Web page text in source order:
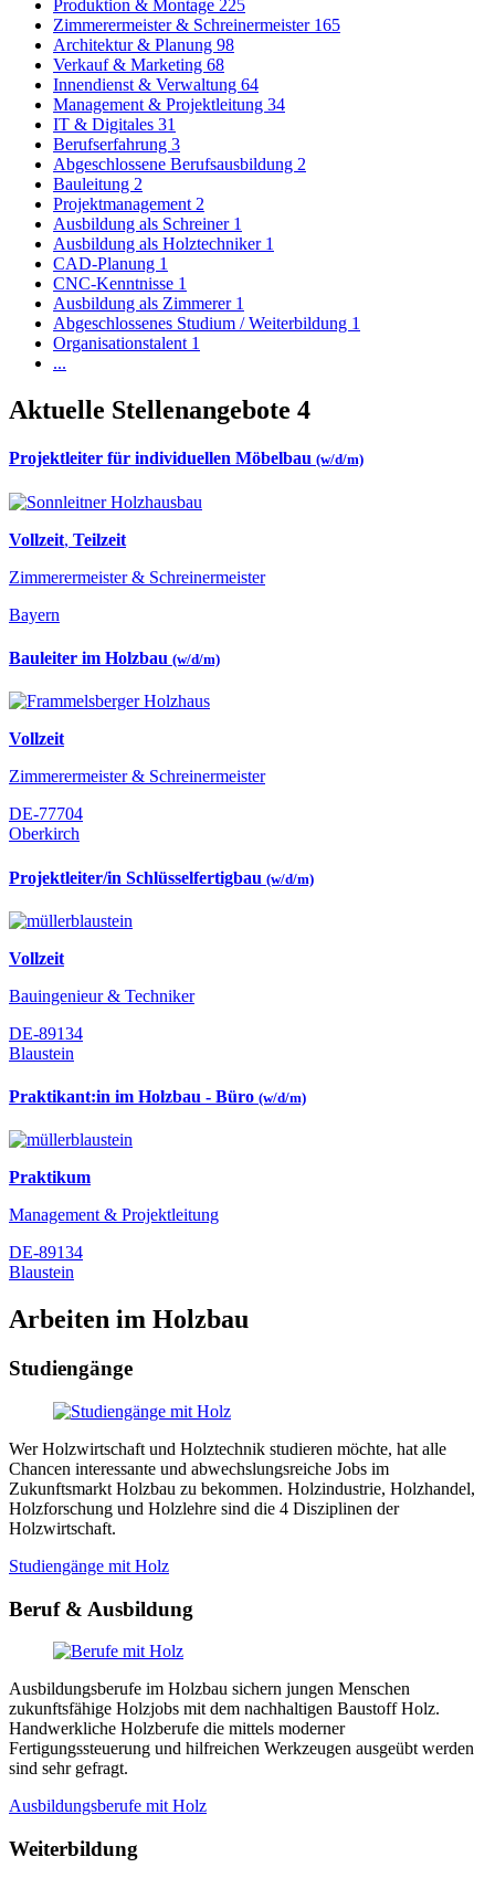
Produktion & Montage 225
Zimmerermeister & Schreinermeister 165
Architektur & Planung 98
Verkauf & Marketing 68
Innendienst & Verwaltung 64
Management & Projektleitung 34
IT & Digitales 31
Berufserfahrung 3
Abgeschlossene Berufsausbildung 2
Bauleitung 2
Projektmanagement 2
Ausbildung als Schreiner 1
Ausbildung als Holztechniker 1
CAD-Planung 1
CNC-Kenntnisse 1
Ausbildung als Zimmerer 1
Abgeschlossenes Studium / Weiterbildung 1
Organisationstalent 1
...
Aktuelle Stellenangebote 4
Projektleiter für individuellen Möbelbau (w/d/m)
Vollzeit, Teilzeit
Zimmerermeister & Schreinermeister
Bayern
Bauleiter im Holzbau (w/d/m)
Vollzeit
Zimmerermeister & Schreinermeister
DE-77704
Oberkirch
Projektleiter/in Schlüsselfertigbau (w/d/m)
Vollzeit
Bauingenieur & Techniker
DE-89134
Blaustein
Praktikant:in im Holzbau - Büro (w/d/m)
Praktikum
Management & Projektleitung
DE-89134
Blaustein
Arbeiten im Holzbau
Studiengänge
Wer Holzwirtschaft und Holztechnik studieren möchte, hat alle
Chancen interessante und abwechslungsreiche Jobs im
Zukunftsmarkt Holzbau zu bekommen. Holzindustrie, Holzhandel,
Holzforschung und Holzlehre sind die 4 Disziplinen der
Holzwirtschaft.
Studiengänge mit Holz
Beruf & Ausbildung
Ausbildungsberufe im Holzbau sichern jungen Menschen
zukunftsfähige Holzjobs mit dem nachhaltigen Baustoff Holz.
Handwerkliche Holzberufe die mittels moderner
Fertigungssteuerung und hilfreichen Werkzeugen ausgeübt werden
sind sehr gefragt.
Ausbildungsberufe mit Holz
Weiterbildung